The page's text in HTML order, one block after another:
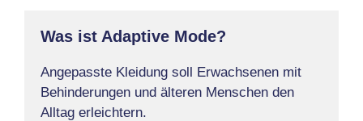
Was ist Adaptive Mode?
Angepasste Kleidung soll Erwachsenen mit
Behinderungen und älteren Menschen den
Alltag erleichtern.